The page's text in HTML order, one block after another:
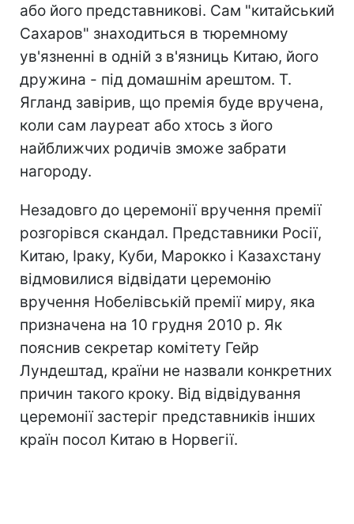
або його представникові. Сам "китайський
Сахаров" знаходиться в тюремному
ув'язненні в одній з в'язниць Китаю, його
дружина - під домашнім арештом. Т.
Ягланд завірив, що премія буде вручена,
коли сам лауреат або хтось з його
найближчих родичів зможе забрати
нагороду.
Незадовго до церемонії вручення премії
розгорівся скандал. Представники Росії,
Китаю, Іраку, Куби, Марокко і Казахстану
відмовилися відвідати церемонію
вручення Нобелівській премії миру, яка
призначена на 10 грудня 2010 р. Як
пояснив секретар комітету Гейр
Лундештад, країни не назвали конкретних
причин такого кроку. Від відвідування
церемонії застеріг представників інших
країн посол Китаю в Норвегії.